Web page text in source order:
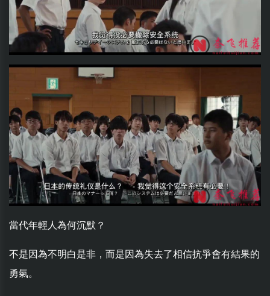
當代年輕人為何沉默？
不是因為不明白是非，而是因為失去了相信抗爭會有結果的
勇氣。